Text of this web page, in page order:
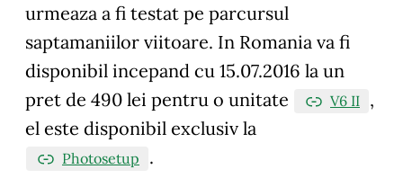
urmeaza a fi testat pe parcursul
saptamaniilor viitoare. In Romania va fi
disponibil incepand cu 15.07.2016 la un
pret de 490 lei pentru o unitate
V6 II ,
el este disponibil exclusiv la
Photosetup .